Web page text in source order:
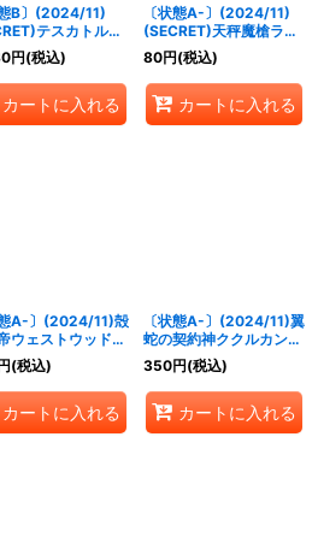
態B〕(2024/11)
テスカトルシ
収録)【C-
{BS61-072}
円(税込)
カートに入れる
〔状態A-〕(2024/11)
(SECRET)天秤魔槍ライ
ブラジャベリン(BSC44
収録)【R-SEC】{BS52-
CP08}《青》
80円(税込)
カートに入れる
態A-〕(2024/11)殻
ウェストウッド
{BSC44-X02}
(税込)
カートに入れる
〔状態A-〕(2024/11)翼
蛇の契約神ククルカン
【契約X】{BSC44-
CX01}《紫》
350円(税込)
カートに入れる